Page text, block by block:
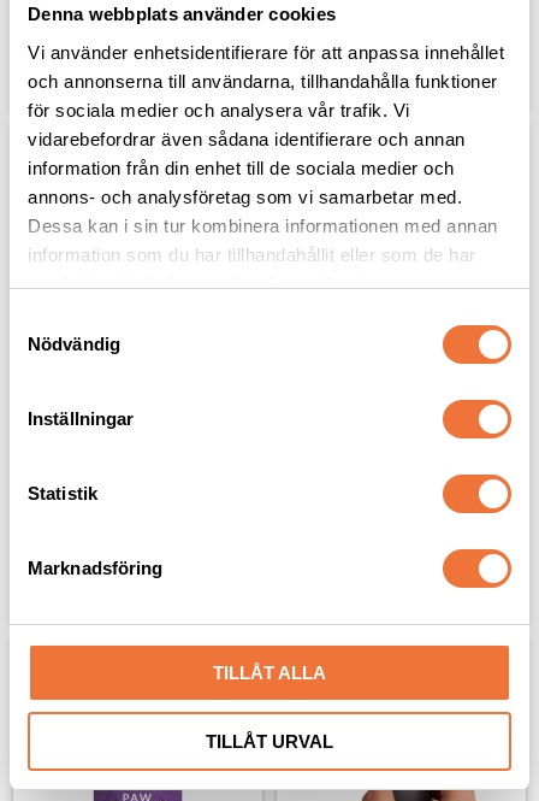
Denna webbplats använder cookies
Vi använder enhetsidentifierare för att anpassa innehållet
och annonserna till användarna, tillhandahålla funktioner
för sociala medier och analysera vår trafik. Vi
vidarebefordrar även sådana identifierare och annan
information från din enhet till de sociala medier och
annons- och analysföretag som vi samarbetar med.
Dessa kan i sin tur kombinera informationen med annan
information som du har tillhandahållit eller som de har
samlat in när du har använt deras tjänster.
Nödvändig
Inställningar
Statistik
Marknadsföring
TILLÅT ALLA
TILLÅT URVAL
Lägg till i favoriter Lägg
bleeding - 15 g
Groom Professional
Blodstoppande pulver -
Lägg